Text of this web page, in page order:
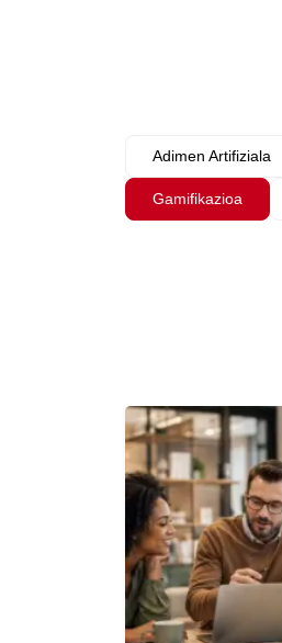
Adimen Artifiziala
Gamifikazioa